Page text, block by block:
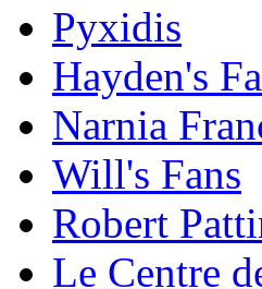
Pyxidis
Hayden's
Narnia
Will's Fans
Robert
Le Centre